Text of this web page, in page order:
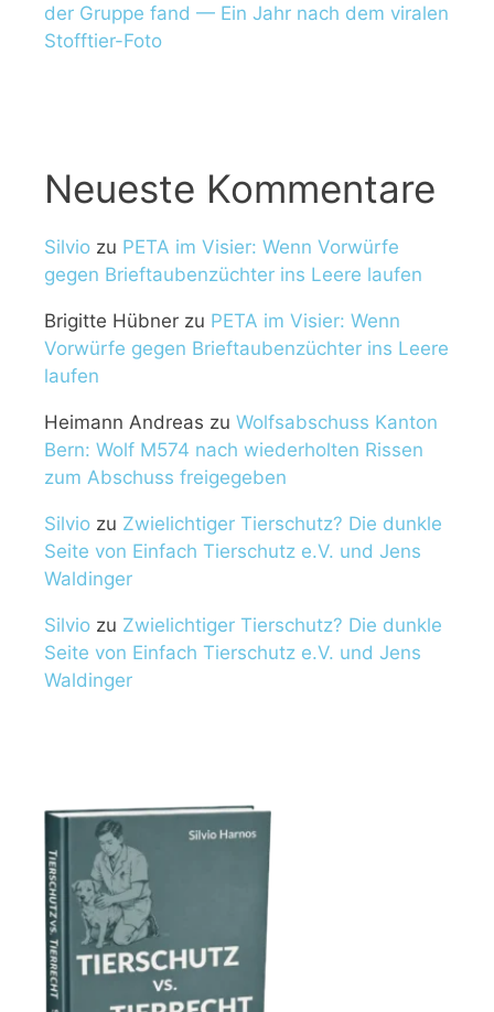
der Gruppe fand — Ein Jahr nach dem viralen
Stofftier-Foto
Neueste Kommentare
Silvio zu PETA im Visier: Wenn Vorwürfe
gegen Brieftaubenzüchter ins Leere laufen
Brigitte Hübner zu PETA im Visier: Wenn
Vorwürfe gegen Brieftaubenzüchter ins Leere
laufen
Heimann Andreas zu Wolfsabschuss Kanton
Bern: Wolf M574 nach wiederholten Rissen
zum Abschuss freigegeben
Silvio zu Zwielichtiger Tierschutz? Die dunkle
Seite von Einfach Tierschutz e.V. und Jens
Waldinger
Silvio zu Zwielichtiger Tierschutz? Die dunkle
Seite von Einfach Tierschutz e.V. und Jens
Waldinger